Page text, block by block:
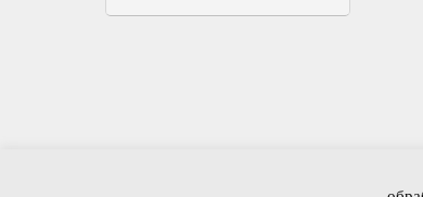
Электронная КНИГА ПАМЯТИ